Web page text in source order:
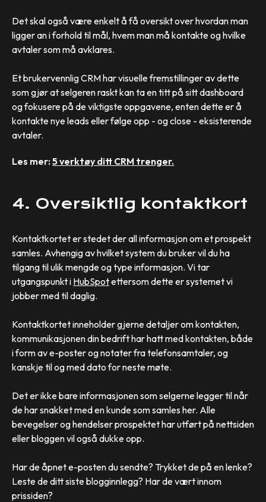
Det skal også være enkelt å få oversikt over hvordan man
ligger an i forhold til mål, hvem man må kontakte og hvilke
avtaler som må avklares.
Et brukervennlig CRM har visuelle fremstillinger av dette
som gjør at selgeren raskt kan ta en titt på sitt dashboard
og fokusere på de viktigste oppgavene, enten dette er å
kontakte nye leads eller følge opp - og close - eksisterende
avtaler.
Les mer:5 verktøy ditt CRM trenger.
4. Oversiktlig kontaktkort
Kontaktkortet er stedet der all informasjon om et prospekt
samles. Avhengig av hvilket system du bruker vil du ha
tilgang til ulik mengde og type informasjon. Vi tar
utgangspunkt i HubSpotettersom dette er systemet vi
jobber med til daglig.
Kontaktkortet inneholder gjerne detaljer om kontakten,
kommunikasjonen din bedrift har hatt med kontakten, både
i form av e-poster og notater fra telefonsamtaler, og
kanskje til og med dato for neste møte.
Det er ikke bare informasjonen som selgerne legger til når
de har snakket med en kunde som samles her. Alle
bevegelser og hendelser prospektet har utført på nettsiden
eller bloggen vil også dukke opp.
Har de åpnet e-posten du sendte? Trykket de på en lenke?
Leste de ditt siste blogginnlegg? Har de vært innom
prissiden?